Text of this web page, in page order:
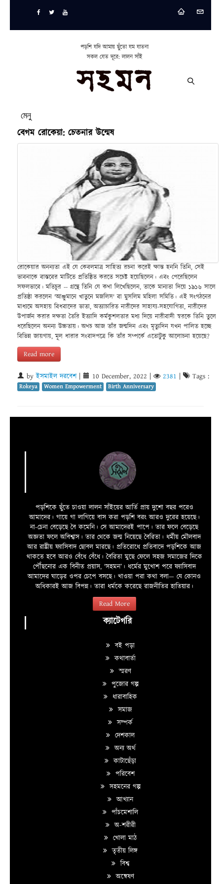
পড়শি যদি আমায় ছুঁতো যম যাতনা
সকল যেত দূরে: লালন সাঁই
মেনু
বেগম রোকেয়া: চেতনার উন্মেষ
রোকেয়ার অনন্যতা এই যে কেবলমাত্র সাহিত্য রচনা করেই ক্ষান্ত হননি তিনি, সেই
ভাবনাকে বাস্তবের মাটিতে প্রতিষ্ঠিত করতে সচেষ্ট হয়েছিলেন। এবং পেরেছিলেন
সফলভাবে। মতিচূর -- গ্রন্থে তিনি যে কথা লিখেছিলেন, তাকে মান্যতা দিয়ে ১৯১৬ সালে
প্রতিষ্ঠা করলেন 'আঞ্জুমানে খাতুনে মজলিস' বা মুসলিম মহিলা সমিতি। এই সংগঠনের
মাধ্যমে অসহায় বিধবাদের ভাতা, অত্যাচারিত নারীদের সাহায্য-সহযোগিতা, নারীদের
উপার্জন করার দক্ষতা তৈরি ইত্যাদি কর্মকুশলতার মধ্য দিয়ে নারীবাদী স্বরকে তিনি তুলে
ধরেছিলেন অনন্য উচ্চতায়। অথচ আজ তাঁর জন্মদিন এবং মৃত্যুদিন যখন পালিত হচ্ছে
বিভিন্ন জায়গায়, মূল ধারার সংবাদপত্রে কি তাঁর সম্পর্কে এতোটুকু আলোচনা হয়েছে?
Read more
byইসমাইল দরবেশ| 10 December, 2022 2381 Tags :
Rokeya Women Empowerment Birth Anniversary
পড়শিকে ছুঁতে চাওয়া লালন সাঁইয়ের আর্তি প্রায় দুশো বছর পরেও
আমাদের। গায়ে গা লাগিয়ে বাস করা পড়শি বরং আরও দুরের হয়েছে।
না-চেনা বেড়েছে বৈ কমেনি। সে আমাদেরই পাপে। তার ফলে বেড়েছে
অজ্ঞতা ফলে অবিশ্বাস। তার থেকে জন্ম নিয়েছে বৈরিতা। ধর্মীয় মৌলবাদ
আর রাষ্ট্রীয় ফ্যাসিবাদ ছোবল মারছে। প্রতিরোধে প্রতিবাদে পড়শিকে আজ
থাকতে হবে আরও বেঁধে বেঁধে। বৈরিতা মুছে ফেলে সহজ সমাজের দিকে
পৌঁছনোর এক বিনীত প্রয়াস, ‘সহমন’। ধর্মের মুখোশ পরে ফ্যাসিবাদ
আমাদের ঘাড়ের ওপর চেপে বসছে। খাওয়া পরা কথা বলা—­­ যে কোনও
অধিকারই আজ বিপন্ন। তারা ধর্মকে করেছে রাজনীতির হাতিয়ার।
Read More
ক্যাটেগরি
বই পড়া
কথাবার্তা
স্মরণ
পুজোর গল্প
ধারাবাহিক
সমাজ
সম্পর্ক
দেশকাল
অন্য অর্থ
কাটাছেঁড়া
পরিবেশ
সহমনের গল্প
আখ্যান
পাঁচমেশালি
অ-শরীরী
খোলা মাঠ
তৃতীয় লিঙ্গ
বিশ্ব
অন্বেষণ